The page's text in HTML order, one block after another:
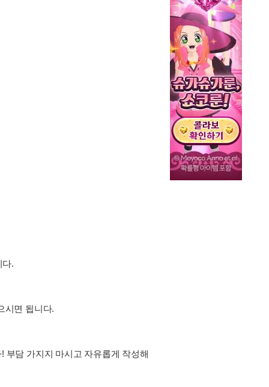
다.
시면 됩니다.
부담 가지지 마시고 자유롭게 작성해